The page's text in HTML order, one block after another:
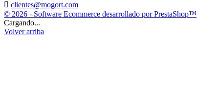
 clientes@mogort.com
© 2026 - Software Ecommerce desarrollado por PrestaShop™
Cargando...
Volver arriba